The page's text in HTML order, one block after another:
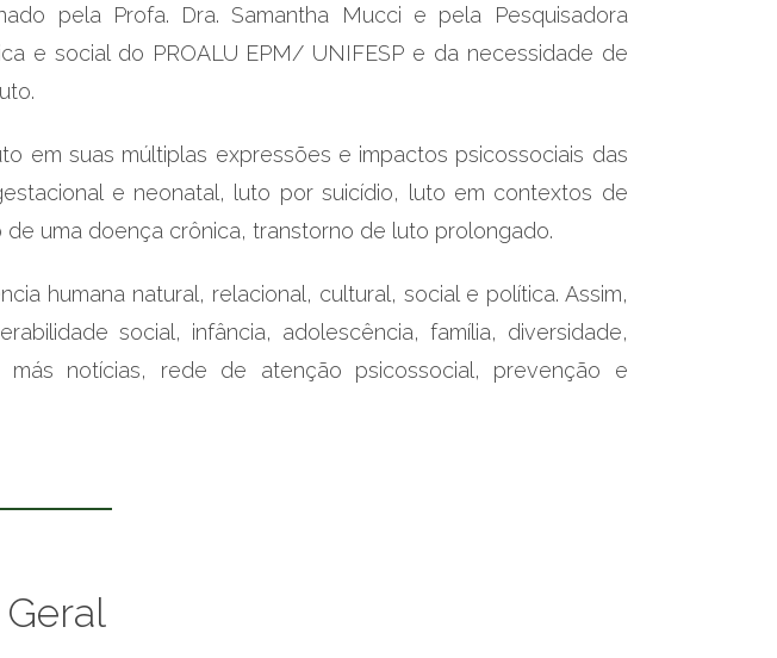
pela Profa. Dra. Samantha Mucci e pela Pesquisadora
e social do PROALU EPM/ UNIFESP e da necessidade de
em suas múltiplas expressões e impactos psicossociais das
e neonatal, luto por suicídio, luto em contextos de
uma doença crônica, transtorno de luto prolongado.
humana natural, relacional, cultural, social e política. Assim,
social, infância, adolescência, família, diversidade,
más notícias, rede de atenção psicossocial, prevenção e
Geral